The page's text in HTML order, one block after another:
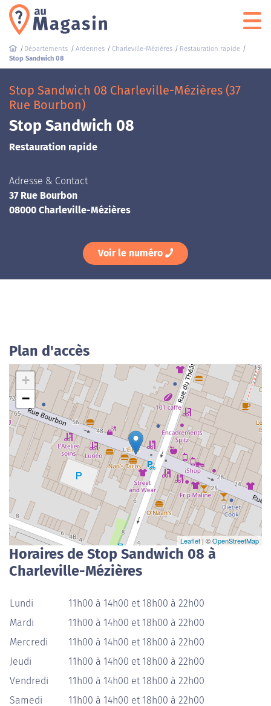
Départements Ardennes Charleville-Mézières
Restauration rapide
Stop Sandwich 08
Stop Sandwich 08 Charleville-Mézières (37
Rue Bourbon)
Stop Sandwich 08
Restauration rapide
Adresse & Contact
37 Rue Bourbon
08000 Charleville-Mézières
Voir le numéro
Plan d'accès
+
−
Leaflet | ©OpenStreetMap
Horaires de Stop Sandwich 08 à
Charleville-Mézières
Lundi
11h00 à 14h00 et 18h00 à 22h00
Mardi
11h00 à 14h00 et 18h00 à 22h00
Mercredi
11h00 à 14h00 et 18h00 à 22h00
Jeudi
11h00 à 14h00 et 18h00 à 22h00
Vendredi
11h00 à 14h00 et 18h00 à 22h00
Samedi
11h00 à 14h00 et 18h00 à 22h00